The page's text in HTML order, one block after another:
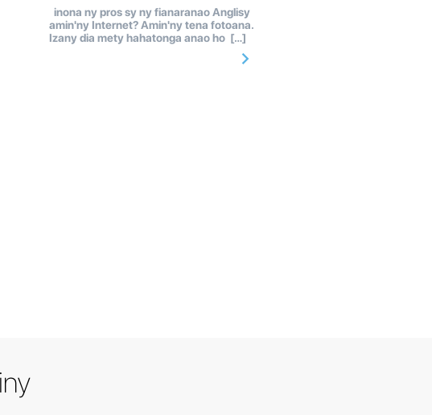
inona ny pros sy ny fianaranao Anglisy
amin'ny Internet? Amin'ny tena fotoana.
Izany dia mety hahatonga anao ho […]